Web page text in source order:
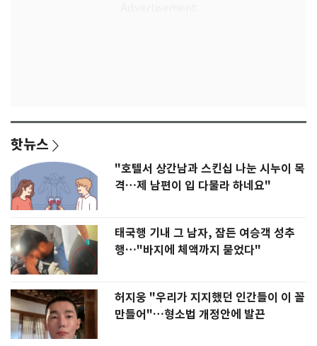
핫뉴스
"호텔서 상간남과 스킨십 나눈 시누이 목
격…제 남편이 입 다물라 하네요"
태국행 기내 그 남자, 잠든 여승객 성추
행…"바지에 체액까지 묻었다"
허지웅 "우리가 지지했던 인간들이 이 꼴
만들어"…형소법 개정안에 발끈